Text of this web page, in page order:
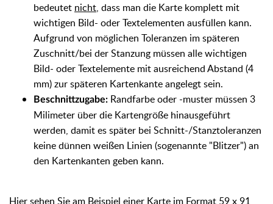
bedeutet nicht, dass man die Karte komplett mit
wichtigen Bild- oder Textelementen ausfüllen kann.
Aufgrund von möglichen Toleranzen im späteren
Zuschnitt/bei der Stanzung müssen alle wichtigen
Bild- oder Textelemente mit ausreichend Abstand (4
mm) zur späteren Kartenkante angelegt sein.
Beschnittzugabe: Randfarbe oder -muster müssen 3
Milimeter über die Kartengröße hinausgeführt
werden, damit es später bei Schnitt-/Stanztoleranzen
keine dünnen weißen Linien (sogenannte "Blitzer") an
den Kartenkanten geben kann.
Hier sehen Sie am Beispiel einer Karte im Format 59 x 91